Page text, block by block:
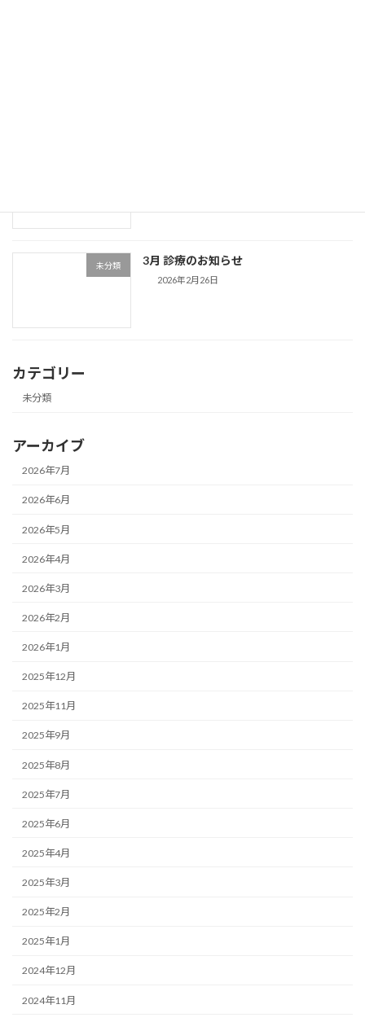
未分類 3月 診療のお知らせ
2026年2月26日
カテゴリー
未分類
アーカイブ
2026年7月
2026年6月
2026年5月
2026年4月
2026年3月
2026年2月
2026年1月
2025年12月
2025年11月
2025年9月
2025年8月
2025年7月
2025年6月
2025年4月
2025年3月
2025年2月
2025年1月
2024年12月
2024年11月